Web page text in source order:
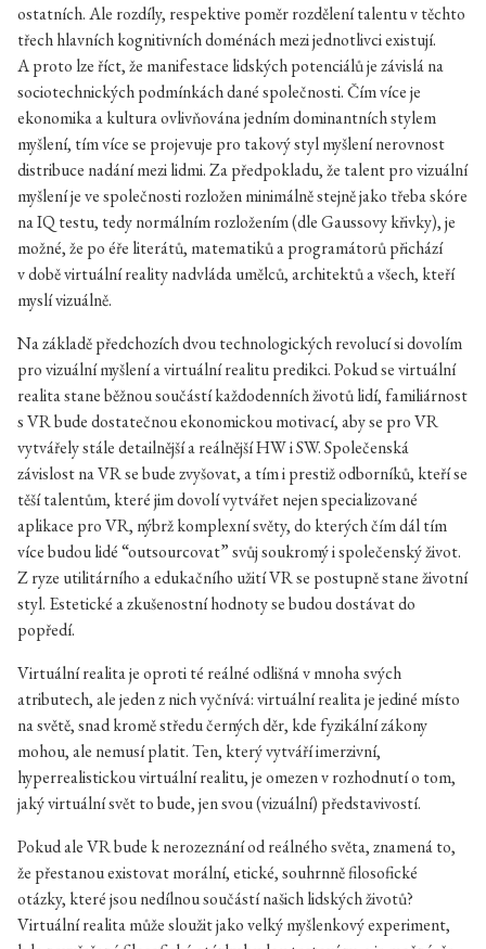
ostatních. Ale rozdíly, respektive poměr rozdělení talentu v těchto
třech hlavních kognitivních doménách mezi jednotlivci existují.
A proto lze říct, že manifestace lidských potenciálů je závislá na
sociotechnických podmínkách dané společnosti. Čím více je
ekonomika a kultura ovlivňována jedním dominantních stylem
myšlení, tím více se projevuje pro takový styl myšlení nerovnost
distribuce nadání mezi lidmi. Za předpokladu, že talent pro vizuální
myšlení je ve společnosti rozložen minimálně stejně jako třeba skóre
na IQ testu, tedy normálním rozložením (dle Gaussovy křivky), je
možné, že po éře literátů, matematiků a programátorů přichází
v době virtuální reality nadvláda umělců, architektů a všech, kteří
myslí vizuálně.
Na základě předchozích dvou technologických revolucí si dovolím
pro vizuální myšlení a virtuální realitu predikci. Pokud se virtuální
realita stane běžnou součástí každodenních životů lidí, familiárnost
s VR bude dostatečnou ekonomickou motivací, aby se pro VR
vytvářely stále detailnější a reálnější HW i SW. Společenská
závislost na VR se bude zvyšovat, a tím i prestiž odborníků, kteří se
těší talentům, které jim dovolí vytvářet nejen specializované
aplikace pro VR, nýbrž komplexní světy, do kterých čím dál tím
více budou lidé “outsourcovat” svůj soukromý i společenský život.
Z ryze utilitárního a edukačního užití VR se postupně stane životní
styl. Estetické a zkušenostní hodnoty se budou dostávat do
popředí.
Virtuální realita je oproti té reálné odlišná v mnoha svých
atributech, ale jeden z nich vyčnívá: virtuální realita je jediné místo
na světě, snad kromě středu černých děr, kde fyzikální zákony
mohou, ale nemusí platit. Ten, který vytváří imerzivní,
hyperrealistickou virtuální realitu, je omezen v rozhodnutí o tom,
jaký virtuální svět to bude, jen svou (vizuální) představivostí.
Pokud ale VR bude k nerozeznání od reálného světa, znamená to,
že přestanou existovat morální, etické, souhrnně filosofické
otázky, které jsou nedílnou součástí našich lidských životů?
Virtuální realita může sloužit jako velký myšlenkový experiment,